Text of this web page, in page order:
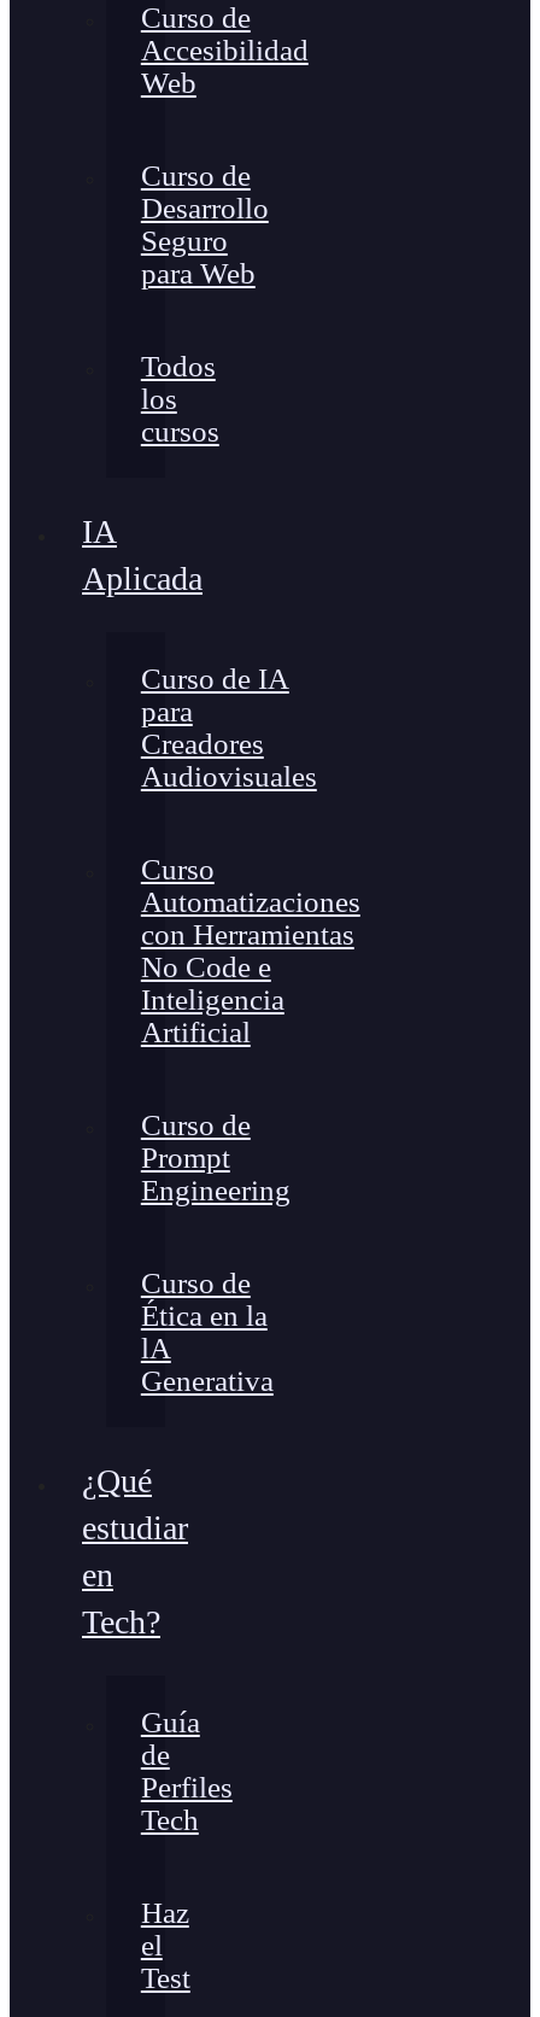
Curso de
Accesibilidad
Web
Curso de
Desarrollo
Seguro
para Web
Todos
los
cursos
IA
Aplicada
Curso de IA
para
Creadores
Audiovisuales
Curso
Automatizaciones
con Herramientas
No Code e
Inteligencia
Artificial
Curso de
Prompt
Engineering
Curso de
Ética en la
lA
Generativa
¿Qué
estudiar
en
Tech?
Guía
de
Perfiles
Tech
Haz
el
Test